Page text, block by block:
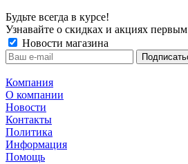
Будьте всегда в курсе!
Узнавайте о скидках и акциях первым
Новости магазина
Компания
О компании
Новости
Контакты
Политика
Информация
Помощь